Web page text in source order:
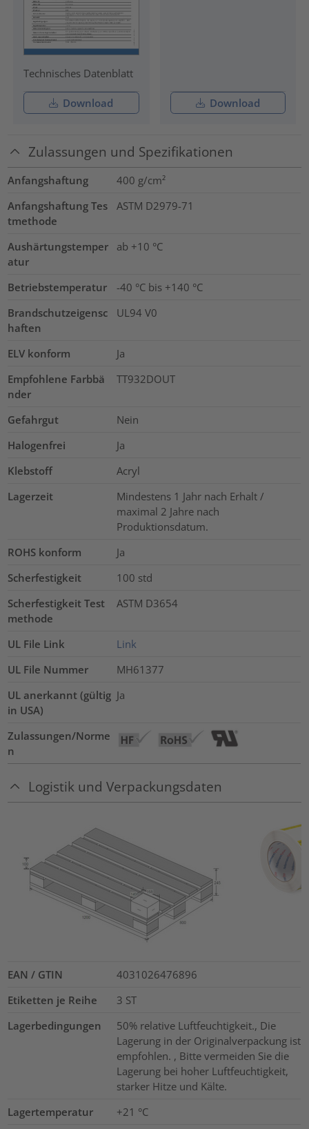
Technisches Datenblatt
Download Download
Zulassungen und Spezifikationen
Anfangshaftung 400 g/cm²
Anfangshaftung Tes
tmethode
ASTM D2979-71
Aushärtungstemper
atur
ab +10 °C
Betriebstemperatur
-40 °C bis +140 °C
Brandschutzeigensc
haften
UL94 V0
ELV konform
Ja
Empfohlene Farbbä
nder
TT932DOUT
Gefahrgut
Nein
Halogenfrei
Ja
Klebstoff
Acryl
Lagerzeit
Mindestens 1 Jahr nach Erhalt /
maximal 2 Jahre nach
Produktionsdatum.
ROHS konform
Ja
Scherfestigkeit
100 std
Scherfestigkeit Test
methode
ASTM D3654
UL File Link
Link
UL File Nummer
MH61377
UL anerkannt (gültig
in USA)
Ja
Zulassungen/Norme
n
Logistik und Verpackungsdaten
EAN / GTIN
4031026476896
Etiketten je Reihe
3 ST
Lagerbedingungen
50% relative Luftfeuchtigkeit., Die
Lagerung in der Originalverpackung ist
empfohlen. , Bitte vermeiden Sie die
Lagerung bei hoher Luftfeuchtigkeit,
starker Hitze und Kälte.
Lagertemperatur
+21 °C